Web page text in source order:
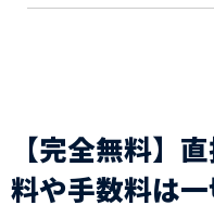
【完全無料】
料や手数料は一